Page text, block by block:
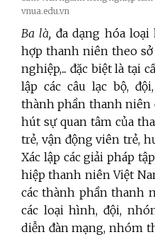
vnua.edu.vn
Ba là, đa dạng hóa
hợp thanh niên theo
nghiệp,... đặc biệt là tại
lập các câu lạc bộ,
thành phần thanh niên
hút sự quan tâm của
trẻ, vận động viên trẻ,
Xác lập các giải pháp
hiệp thanh niên Việt
các thành phần thanh
các loại hình, đội,
diễn đàn mạng, nhóm